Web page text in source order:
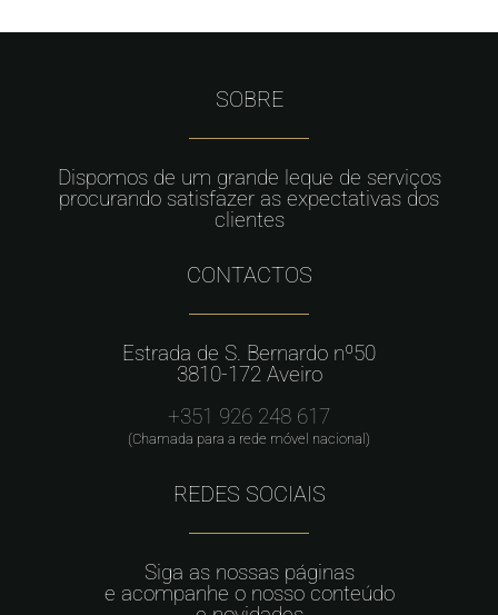
SOBRE
Dispomos de um grande leque de serviços
procurando satisfazer as expectativas dos
clientes
CONTACTOS
Estrada de S. Bernardo nº50
3810-172 Aveiro
+351 926 248 617
(Chamada para a rede móvel nacional)
REDES SOCIAIS
Siga as nossas páginas
e acompanhe o nosso conteúdo